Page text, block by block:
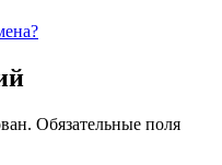
Обязательные поля